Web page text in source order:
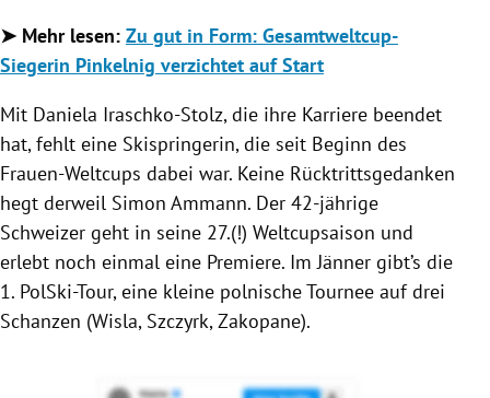
➤ Mehr lesen: Zu gut in Form: Gesamtweltcup-
Siegerin Pinkelnig verzichtet auf Start
Mit Daniela Iraschko-Stolz, die ihre Karriere beendet
hat, fehlt eine Skispringerin, die seit Beginn des
Frauen-Weltcups dabei war. Keine Rücktrittsgedanken
hegt derweil Simon Ammann. Der 42-jährige
Schweizer geht in seine 27.(!) Weltcupsaison und
erlebt noch einmal eine Premiere. Im Jänner gibt’s die
1. PolSki-Tour, eine kleine polnische Tournee auf drei
Schanzen (Wisla, Szczyrk, Zakopane).